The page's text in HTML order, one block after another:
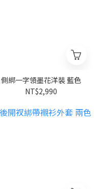
側綁一字領墨花洋裝 藍色
NT$2,990